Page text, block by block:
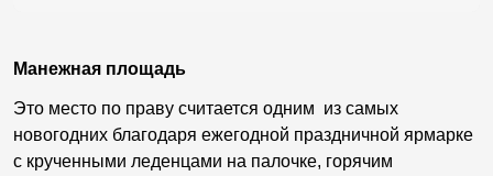
Манежная площадь
Это место по праву считается одним из самых
новогодних благодаря ежегодной праздничной ярмарке
с крученными леденцами на палочке, горячим